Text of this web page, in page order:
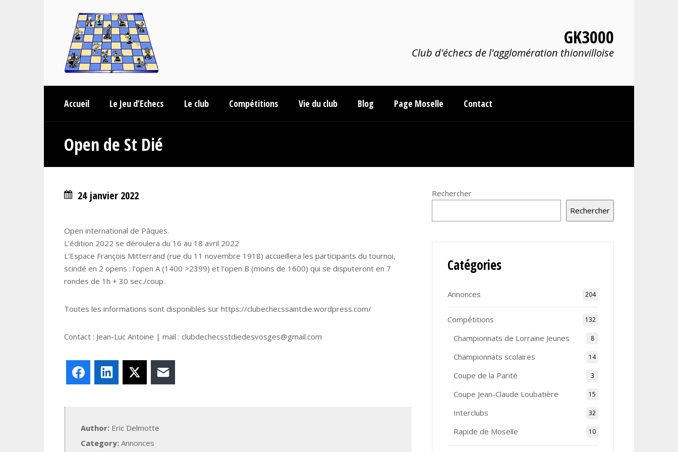
GK3000
Club d'échecs de l'agglomération thionvilloise
Accueil Le Jeu d’Echecs Le club Compétitions Vie du club Blog Page Moselle Contact
Open de St Dié
24 janvier 2022
Open international de Pâques.
L’édition 2022 se déroulera du 16 au 18 avril 2022
L’Espace François Mitterrand (rue du 11 novembre 1918) accueillera les participants du tournoi,
scindé en 2 opens : l’open A (1400 >2399) et l’open B (moins de 1600) qui se disputeront en 7
rondes de 1h + 30 sec./coup.
Toutes les informations sont disponibles sur https://clubechecssaintdie.wordpress.com/
Contact : Jean-Luc Antoine | mail : clubdechecsstdiedesvosges@gmail.com
FacebookLinkedIn
Author: Eric Delmotte
Category: Annonces
Rechercher
Rechercher
Catégories
Annonces 204
Compétitions 132
Championnats de Lorraine Jeunes 8
Championnats scolaires 14
Coupe de la Parité 3
Coupe Jean-Claude Loubatière 15
Interclubs 32
Rapide de Moselle 10